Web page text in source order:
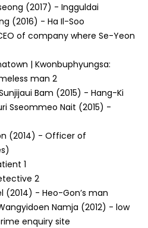
(2017) - Ingguldai
(2016) - Ha Il-Soo
of company where Se-Yeon
| Kwonbuphyungsa:
man 2
Bam (2015) - Hang-Ki
Sseommeo Nait (2015) -
(2014) - Officer of
1
2
(2014) - Heo-Gon’s man
Namja (2012) - low
enquiry site